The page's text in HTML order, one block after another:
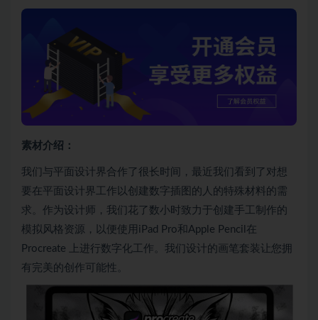
素材介绍：
我们与平面设计界合作了很长时间，最近我们看到了对想
要在平面设计界工作以创建数字插图的人的特殊材料的需
求。作为设计师，我们花了数小时致力于创建手工制作的
模拟风格资源，以便使用iPad Pro和Apple Pencil在
Procreate 上进行数字化工作。我们设计的画笔套装让您拥
有完美的创作可能性。